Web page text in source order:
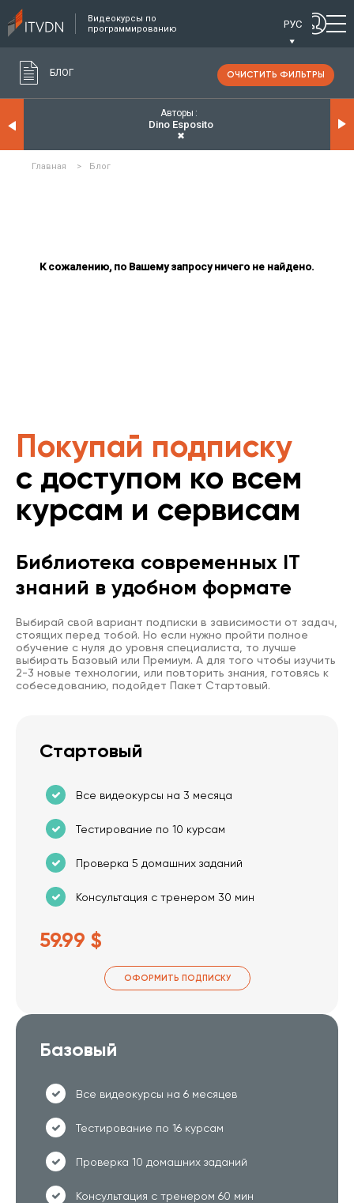
Видеокурсы по
программированию
РУС
БЛОГ ОЧИСТИТЬ ФИЛЬТРЫ
Авторы
Dino Esposito
✖
Главная > Блог
К сожалению, по Вашему запросу ничего не найдено.
Покупай подписку
с доступом ко всем
курсам и сервисам
Библиотека современных IT
знаний в удобном формате
Выбирай свой вариант подписки в зависимости от задач,
стоящих перед тобой. Но если нужно пройти полное
обучение с нуля до уровня специалиста, то лучше
выбирать Базовый или Премиум. А для того чтобы изучить
2-3 новые технологии, или повторить знания, готовясь к
собеседованию, подойдет Пакет Стартовый.
Стартовый
Все видеокурсы на 3 месяца
Тестирование по 10 курсам
Проверка 5 домашних заданий
Консультация с тренером 30 мин
59.99 $
ОФОРМИТЬ ПОДПИСКУ
Базовый
Все видеокурсы на 6 месяцев
Тестирование по 16 курсам
Проверка 10 домашних заданий
Консультация с тренером 60 мин